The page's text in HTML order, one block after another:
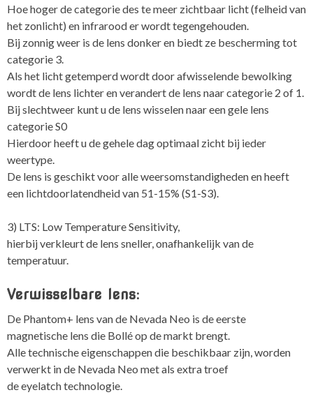
Hoe hoger de categorie des te meer zichtbaar licht (felheid van
het zonlicht) en infrarood er wordt tegengehouden.
Bij zonnig weer is de lens donker en biedt ze bescherming tot
categorie 3.
Als het licht getemperd wordt door afwisselende bewolking
wordt de lens lichter en verandert de lens naar categorie 2 of 1.
Bij slechtweer kunt u de lens wisselen naar een gele lens
categorie S0
Hierdoor heeft u de gehele dag optimaal zicht bij ieder
weertype.
De lens is geschikt voor alle weersomstandigheden en heeft
een lichtdoorlatendheid van 51-15% (S1-S3).
3) LTS: Low Temperature Sensitivity,
hierbij verkleurt de lens sneller, onafhankelijk van de
temperatuur.
Verwisselbare lens:
De Phantom+ lens van de Nevada Neo is de eerste
magnetische lens die Bollé op de markt brengt.
Alle technische eigenschappen die beschikbaar zijn, worden
verwerkt in de Nevada Neo met als extra troef
de eyelatch technologie.